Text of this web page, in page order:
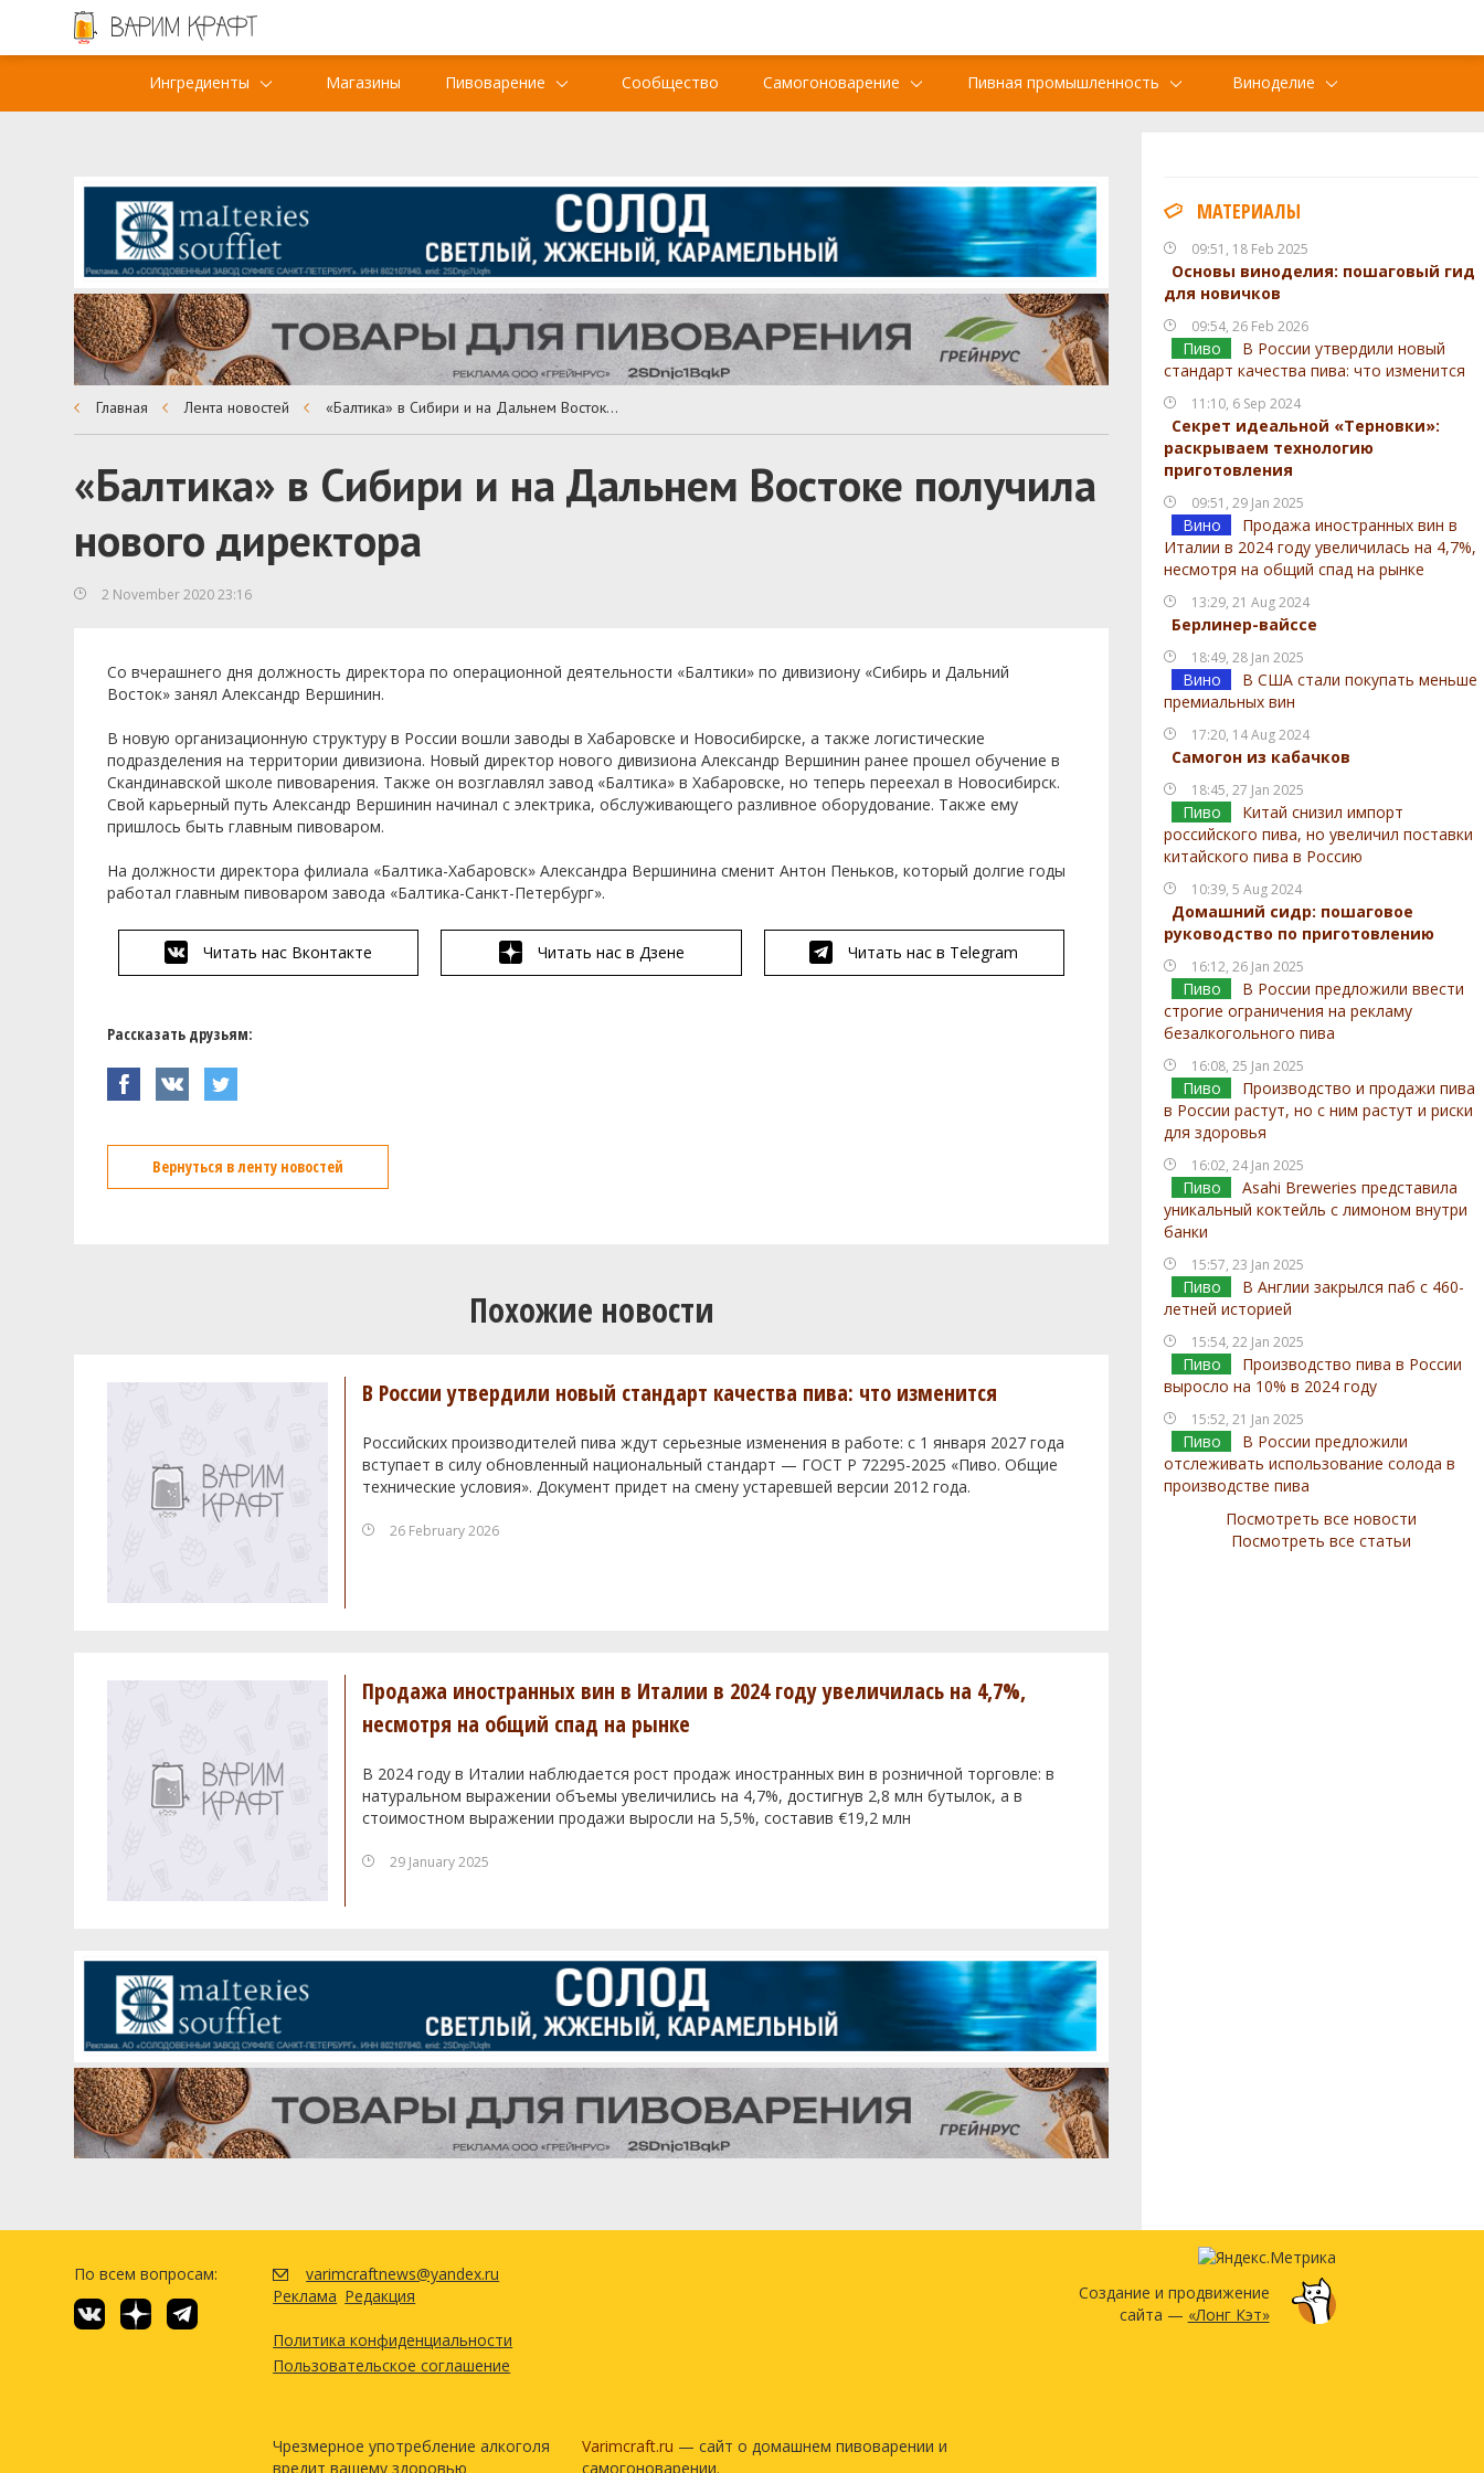
Ингредиенты Магазины Пивоварение Сообщество Самогоноварение Пивная промышленность Виноделие
МАТЕРИАЛЫ
09:51, 18 Feb 2025
Основы виноделия: пошаговый гид
для новичков
09:54, 26 Feb 2026
Пиво
В России утвердили новый
стандарт качества пива: что изменится
11:10, 6 Sep 2024
Секрет идеальной «Терновки»:
раскрываем технологию
приготовления
09:51, 29 Jan 2025
Вино
Продажа иностранных вин в
Италии в 2024 году увеличилась на 4,7%,
несмотря на общий спад на рынке
13:29, 21 Aug 2024
Берлинер-вайссе
18:49, 28 Jan 2025
Вино
В США стали покупать меньше
премиальных вин
17:20, 14 Aug 2024
Самогон из кабачков
18:45, 27 Jan 2025
Пиво
Китай снизил импорт
российского пива, но увеличил поставки
китайского пива в Россию
10:39, 5 Aug 2024
Домашний сидр: пошаговое
руководство по приготовлению
16:12, 26 Jan 2025
Пиво
В России предложили ввести
строгие ограничения на рекламу
безалкогольного пива
16:08, 25 Jan 2025
Пиво
Производство и продажи пива
в России растут, но с ним растут и риски
для здоровья
16:02, 24 Jan 2025
Пиво
Asahi Breweries представила
уникальный коктейль с лимоном внутри
банки
15:57, 23 Jan 2025
Пиво
В Англии закрылся паб с 460-
летней историей
15:54, 22 Jan 2025
Пиво
Производство пива в России
выросло на 10% в 2024 году
15:52, 21 Jan 2025
Пиво
В России предложили
отслеживать использование солода в
производстве пива
Посмотреть все новости
Посмотреть все статьи
Главная Лента новостей «Балтика» в Сибири и на Дальнем Востоке получила нового директора
«Балтика» в Сибири и на Дальнем Востоке получила
нового директора
2 November 2020 23:16
Со вчерашнего дня должность директора по операционной деятельности «Балтики» по дивизиону «Сибирь и Дальний
Восток» занял Александр Вершинин.
В новую организационную структуру в России вошли заводы в Хабаровске и Новосибирске, а также логистические
подразделения на территории дивизиона. Новый директор нового дивизиона Александр Вершинин ранее прошел обучение в
Скандинавской школе пивоварения. Также он возглавлял завод «Балтика» в Хабаровске, но теперь переехал в Новосибирск.
Свой карьерный путь Александр Вершинин начинал с электрика, обслуживающего разливное оборудование. Также ему
пришлось быть главным пивоваром.
На должности директора филиала «Балтика-Хабаровск» Александра Вершинина сменит Антон Пеньков, который долгие годы
работал главным пивоваром завода «Балтика-Санкт-Петербург».
Читать нас Вконтакте Читать нас в Дзене Читать нас в Telegram
Рассказать друзьям:
Вернуться в ленту новостей
Похожие новости
В России утвердили новый стандарт качества пива: что изменится
Российских производителей пива ждут серьезные изменения в работе: с 1 января 2027 года
вступает в силу обновленный национальный стандарт — ГОСТ Р 72295-2025 «Пиво. Общие
технические условия». Документ придет на смену устаревшей версии 2012 года.
26 February 2026
Продажа иностранных вин в Италии в 2024 году увеличилась на 4,7%,
несмотря на общий спад на рынке
В 2024 году в Италии наблюдается рост продаж иностранных вин в розничной торговле: в
натуральном выражении объемы увеличились на 4,7%, достигнув 2,8 млн бутылок, а в
стоимостном выражении продажи выросли на 5,5%, составив €19,2 млн
29 January 2025
По всем вопросам:
varimcraftnews@yandex.ru
Реклама Редакция
Политика конфиденциальности
Пользовательское соглашение
Чрезмерное употребление алкоголя
вредит вашему здоровью
Varimcraft.ru — сайт о домашнем пивоварении и
самогоноварении.
Создание и продвижение
сайта — «Лонг Кэт»